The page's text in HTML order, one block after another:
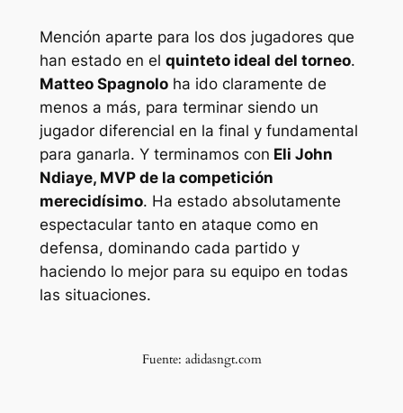
Mención aparte para los dos jugadores que
han estado en el quinteto ideal del torneo.
Matteo Spagnoloha ido claramente de
menos a más, para terminar siendo un
jugador diferencial en la final y fundamental
para ganarla. Y terminamos con Eli John
Ndiaye, MVP de la competición
merecidísimo. Ha estado absolutamente
espectacular tanto en ataque como en
defensa, dominando cada partido y
haciendo lo mejor para su equipo en todas
las situaciones.
Fuente: adidasngt.com